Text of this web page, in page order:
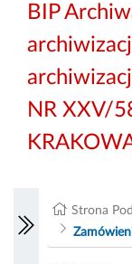
BIP
NR XXV/
Strona